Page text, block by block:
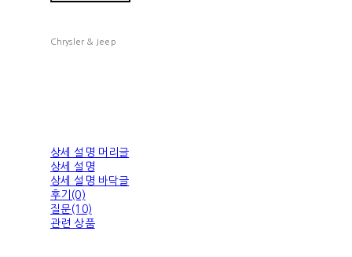
Chrysler & Jeep
상세 설명 머리글
상세 설명
상세 설명 바닥글
후기(0)
질문(10)
관련 상품